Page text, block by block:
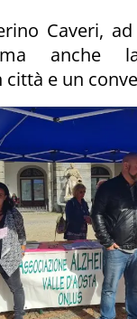
Caveri,
anche
città e un